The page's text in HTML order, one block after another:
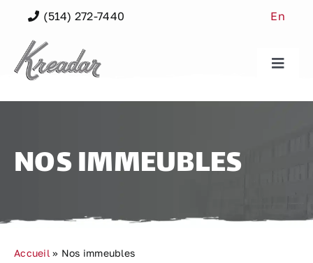
content
(514) 272-7440 En
Toggle
Nos immeubles
Nos espaces
NOS IMMEUBLES
Accueil » Nos immeubles